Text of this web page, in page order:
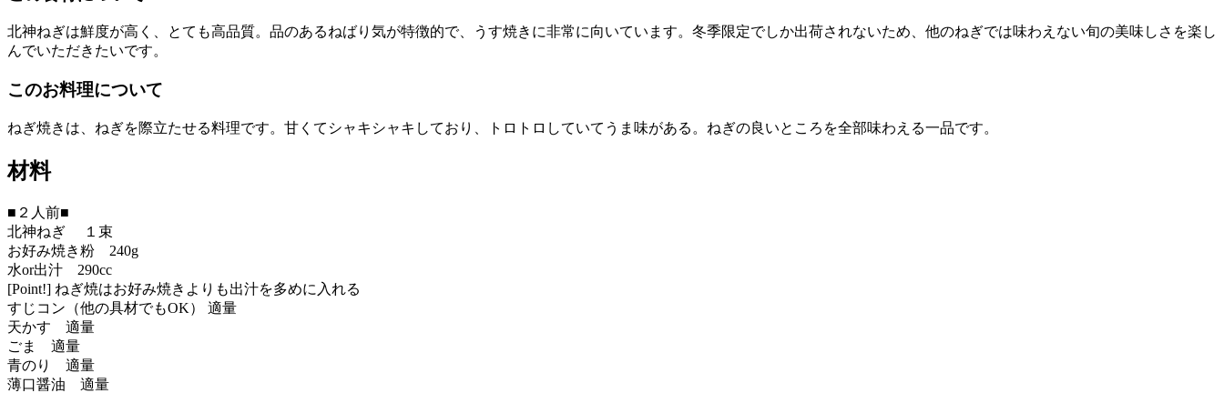
北神ねぎは鮮度が高く、とても高品質。品のあるねばり気が特徴的で、うす焼きに非常に向いています。冬季限定でしか出荷されないため、他のねぎでは味わえない旬の美味しさを楽し
んでいただきたいです。
このお料理について
ねぎ焼きは、ねぎを際立たせる料理です。甘くてシャキシャキしており、トロトロしていてうま味がある。ねぎの良いところを全部味わえる一品です。
材料
■２人前■
北神ねぎ １束
お好み焼き粉 240g
水or出汁 290cc
[Point!] ねぎ焼はお好み焼きよりも出汁を多めに入れる
すじコン（他の具材でもOK） 適量
天かす 適量
ごま 適量
青のり 適量
薄口醤油 適量